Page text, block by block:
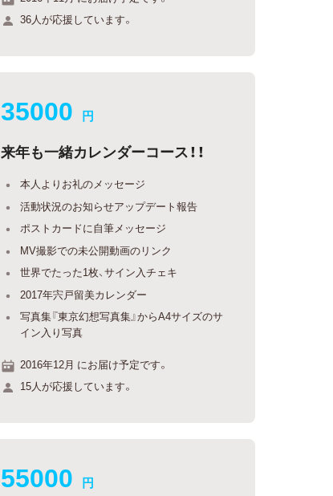
36人が応援しています。
35000 円
来年も一緒カレンダーコース！！
本人よりお礼のメッセージ
活動状況のお知らせアップデート報告
ポストカードに自筆メッセージ
MV撮影での未公開動画のリンク
世界でたった1枚、サイン入チェキ
2017年宍戸留美カレンダー
写真集『東京幻想写真集』からA4サイズのサ
イン入り写真
2016年12月 にお届け予定です。
15人が応援しています。
55000 円